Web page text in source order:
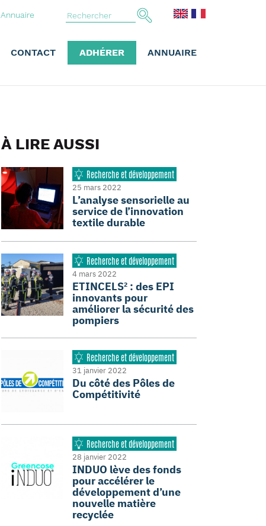
Annuaire
CONTACT ADHÉRER ANNUAIRE
À LIRE AUSSI
Recherche et développement
25 mars 2022
L’analyse sensorielle au
service de l’innovation
textile durable
Recherche et développement
4 mars 2022
ETINCELS² : des EPI
innovants pour
améliorer la sécurité des
pompiers
Recherche et développement
31 janvier 2022
Du côté des Pôles de
Compétitivité
Recherche et développement
28 janvier 2022
INDUO lève des fonds
pour accélérer le
développement d’une
nouvelle matière
recyclée